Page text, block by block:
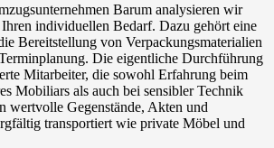
Barum analysieren wir
individuellen Bedarf. Dazu gehört eine
Bereitstellung von Verpackungsmaterialien
Die eigentliche Durchführung
Mitarbeiter, die sowohl Erfahrung beim
Mobiliars als auch bei sensibler Technik
wertvolle Gegenstände, Akten und
transportiert wie private Möbel und